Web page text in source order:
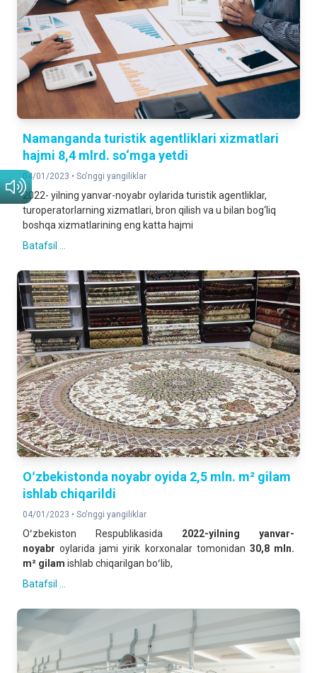
Namanganda turistik agentliklari xizmatlari
hajmi 8,4 mlrd. so‘mga yetdi
04/01/2023 • So'nggi yangiliklar
2022- yilning yanvar-noyabr oylarida turistik agentliklar,
turoperatorlarning xizmatlari, bron qilish va u bilan bog‘liq
boshqa xizmatlarining eng katta hajmi
Batafsil ...
Oʻzbekistonda noyabr oyida 2,5 mln. m² gilam
ishlab chiqarildi
04/01/2023 • So'nggi yangiliklar
Oʻzbekiston Respublikasida 2022-yilning
yanvar-
noyabr oylarida jami yirik korxonalar tomonidan 30,8 mln.
m² gilam ishlab chiqarilgan boʻlib,
Batafsil ...